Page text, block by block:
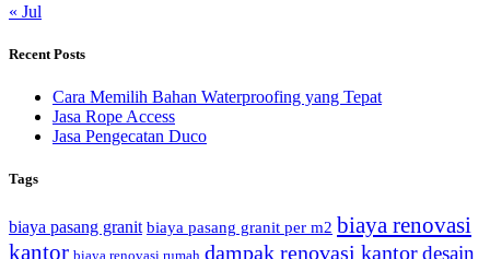
« Jul
Recent Posts
Cara Memilih Bahan Waterproofing yang Tepat
Jasa Rope Access
Jasa Pengecatan Duco
Tags
biaya pasang granit biaya pasang granit per m2 biaya renovasi
kantor biaya renovasi rumah dampak renovasi kantordesain